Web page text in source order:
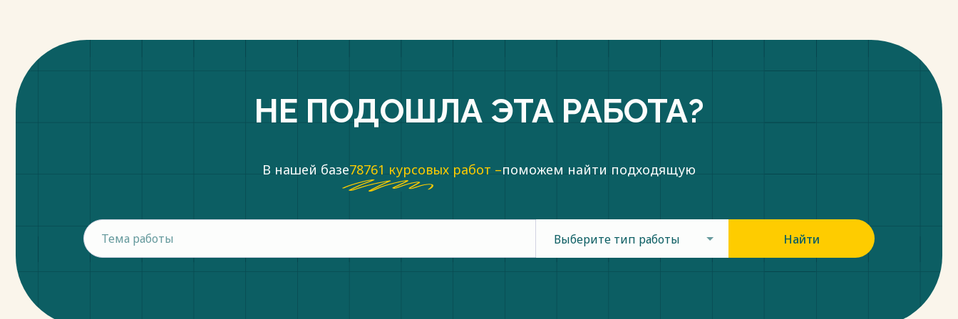
НЕ ПОДОШЛА ЭТА РАБОТА?
В нашей базе78761 курсовых работ –поможем найти подходящую
Выберите тип работы Найти